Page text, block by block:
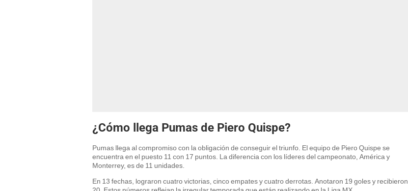
¿Cómo llega Pumas de Piero Quispe?
Pumas llega al compromiso con la obligación de conseguir el triunfo. El equipo de Piero Quispe se
encuentra en el puesto 11 con 17 puntos. La diferencia con los líderes del campeonato, América y
Monterrey, es de 11 unidades.
En 13 fechas, lograron cuatro victorias, cinco empates y cuatro derrotas. Anotaron 19 goles y recibieron